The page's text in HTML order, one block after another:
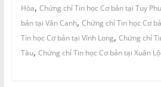
Hòa, Chứng chỉ Tin học Cơ bản tại Tuy
bản tại Vân Canh, Chứng chỉ Tin học Cơ
Tin học Cơ bản tại Vĩnh Long, Chứng chỉ
Tàu, Chứng chỉ Tin học Cơ bản tại Xuân